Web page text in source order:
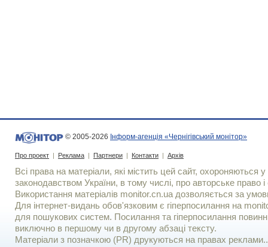
© 2005-2026 Інформ-агенція «Чернігівський монітор»
Про проект | Реклама | Партнери | Контакти | Архів
Всі права на матеріали, які містить цей сайт, охороняються у
законодавством України, в тому числі, про авторське право і
Використання матерiалiв monitor.cn.ua дозволяється за
Для iнтернет-видань обов'язковим є гiперпосилання на
для пошукових систем. Посилання та гіперпосилання
виключно в першому чи в другому абзаці тексту.
Матеріали з позначкою (PR) друкуються на правах реклами..